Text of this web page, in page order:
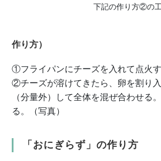
下記の作り方②の
作り方）
①フライパンにチーズを入れて点火す
②チーズが溶けてきたら、卵を割り
（分量外）して全体を混ぜ合わせる
る。（写真）
「おにぎらず」の作り方